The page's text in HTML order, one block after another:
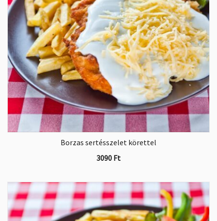
Borzas sertésszelet körettel
3090 Ft